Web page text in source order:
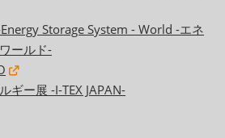
Storage System - World -エネ
ールド-
ギー展 -I-TEX JAPAN-